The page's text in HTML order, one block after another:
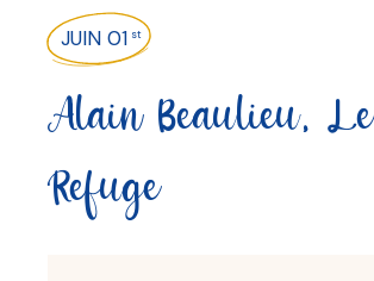
JUIN 01 st
Alain Beaulieu, Le
Refuge